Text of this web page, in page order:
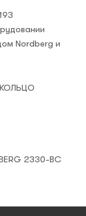
Nordberg и
КОЛЬЦО
2330-BC